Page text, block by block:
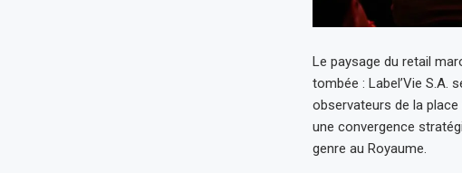
Le paysage du retail
tombée : Label’Vie S.A.
observateurs de la
une convergence
genre au Royaume.